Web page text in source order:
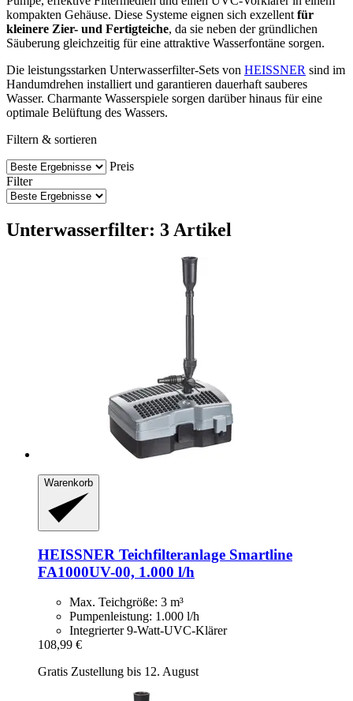
kompakten Gehäuse. Diese Systeme eignen sich exzellent für
kleinere Zier- und Fertigteiche, da sie neben der gründlichen
Säuberung gleichzeitig für eine attraktive Wasserfontäne sorgen.
Die leistungsstarken Unterwasserfilter-Sets von HEISSNER sind im
Handumdrehen installiert und garantieren dauerhaft sauberes
Wasser. Charmante Wasserspiele sorgen darüber hinaus für eine
optimale Belüftung des Wassers.
Filtern & sortieren
Preis
Filter
Unterwasserfilter: 3 Artikel
Warenkorb
HEISSNER Teichfilteranlage Smartline
FA1000UV-​00, 1.000 l/h
Max. Teichgröße: 3 m³
Pumpenleistung: 1.000 l/h
Integrierter 9-Watt-UVC-Klärer
108,99 €
Gratis Zustellung bis 12. August